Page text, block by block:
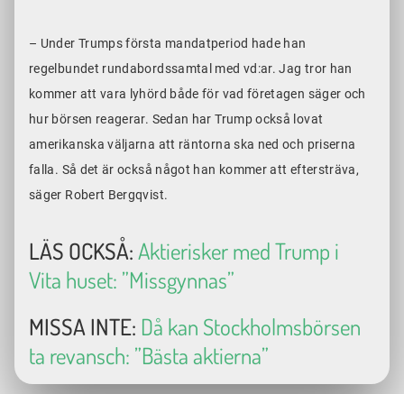
– Under Trumps första mandatperiod hade han
regelbundet rundabordssamtal med vd:ar. Jag tror han
kommer att vara lyhörd både för vad företagen säger och
hur börsen reagerar. Sedan har Trump också lovat
amerikanska väljarna att räntorna ska ned och priserna
falla. Så det är också något han kommer att eftersträva,
säger Robert Bergqvist.
LÄS OCKSÅ:Aktierisker med Trump i
Vita huset: ”Missgynnas”
MISSA INTE: Då kan Stockholmsbörsen
ta revansch: ”Bästa aktierna”